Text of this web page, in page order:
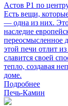
Астов Р1 по
Есть вещи,
— одна из них.
наследие
переосмысленное
этой печи отлит
славится своей
тепло, создавая
доме.
Подробнее
Печь-Камин